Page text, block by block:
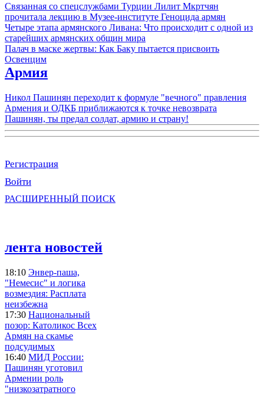
Связанная со спецслужбами Турции Лилит Мкртчян
прочитала лекцию в Музее-институте Геноцида армян
Четыре этапа армянского Ливана: Что происходит с одной из
старейших армянских общин мира
Палач в маске жертвы: Как Баку пытается присвоить
Освенцим
Армия
Никол Пашинян переходит к формуле "вечного" правления
Армения и ОДКБ приближаются к точке невозврата
Пашинян, ты предал солдат, армию и страну!
Регистрация
Войти
РАСШИРЕННЫЙ ПОИСК
лента новостей
18:10 Энвер-паша,
"Немесис" и логика
возмездия: Расплата
неизбежна
17:30 Национальный
позор: Католикос Всех
Армян на скамье
подсудимых
16:40 МИД России:
Пашинян уготовил
Армении роль
"низкозатратного